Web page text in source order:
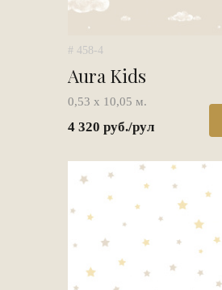
# 458-4
Aura Kids
0,53 х 10,05 м.
4 320 руб./рул